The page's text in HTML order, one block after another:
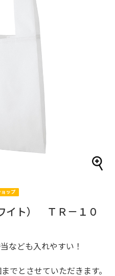
イト） ＴＲ－１０
なども入れやすい！
でとさせていただきます。